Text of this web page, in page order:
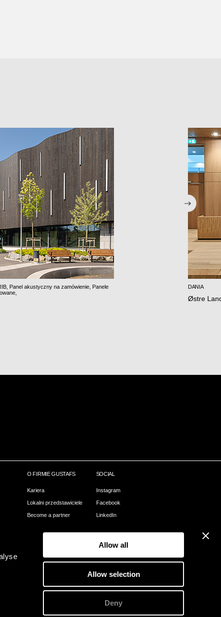
Allow all
Allow selection
Deny
, Panel akustyczny na zamówienie, Panele
,
DANIA
Østre
O FIRMIE GUSTAFS
Kariera
Lokalni przedstawiciele
Become a partner
O Gustafs
SOCIAL
Instagram
Facebook
LinkedIn